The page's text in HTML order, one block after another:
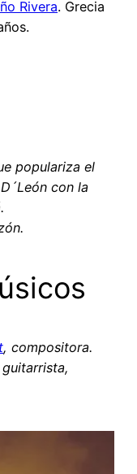
Rivera. Grecia
populariza el
con la
, compositora.
guitarrista,